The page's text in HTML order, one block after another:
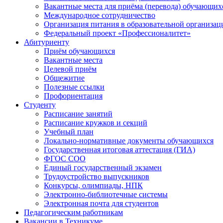
Вакантные места для приёма (перевода)
Международное сотрудничество
Организация питания в образовательной
Федеральный проект «Профессионалитет»
Абитуриенту
Приём обучающихся
Вакантные места
Целевой приём
Общежитие
Полезные ссылки
Профориентация
Студенту
Расписание занятий
Расписание кружков и секций
Учебный план
Локально-нормативные документы обучающихся
Государственная итоговая аттестация (ГИА)
ФГОС СОО
Единый государственный экзамен
Трудоустройство выпускников
Конкурсы, олимпиады, НПК
Электронно-библиотечные системы
Электронная почта для студентов
Педагогическим работникам
Вакансии в Техникуме